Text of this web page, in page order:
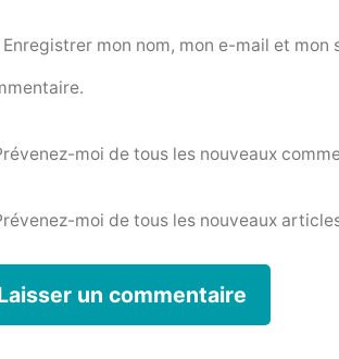
Enregistrer mon nom, mon e-mail et
moi de tous les nouveaux
moi de tous les nouveaux